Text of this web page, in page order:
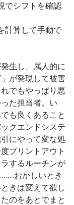
でシフトを確認
計算して手動で
生し、属人的に
が発現して被害
でもやっぱり悪
た担当者。い
も良くあること
クエンドシステ
にやって変な処
プリントアウト
するルーチンが
おかしいとき
きは変えて欲し
のをあとでまと